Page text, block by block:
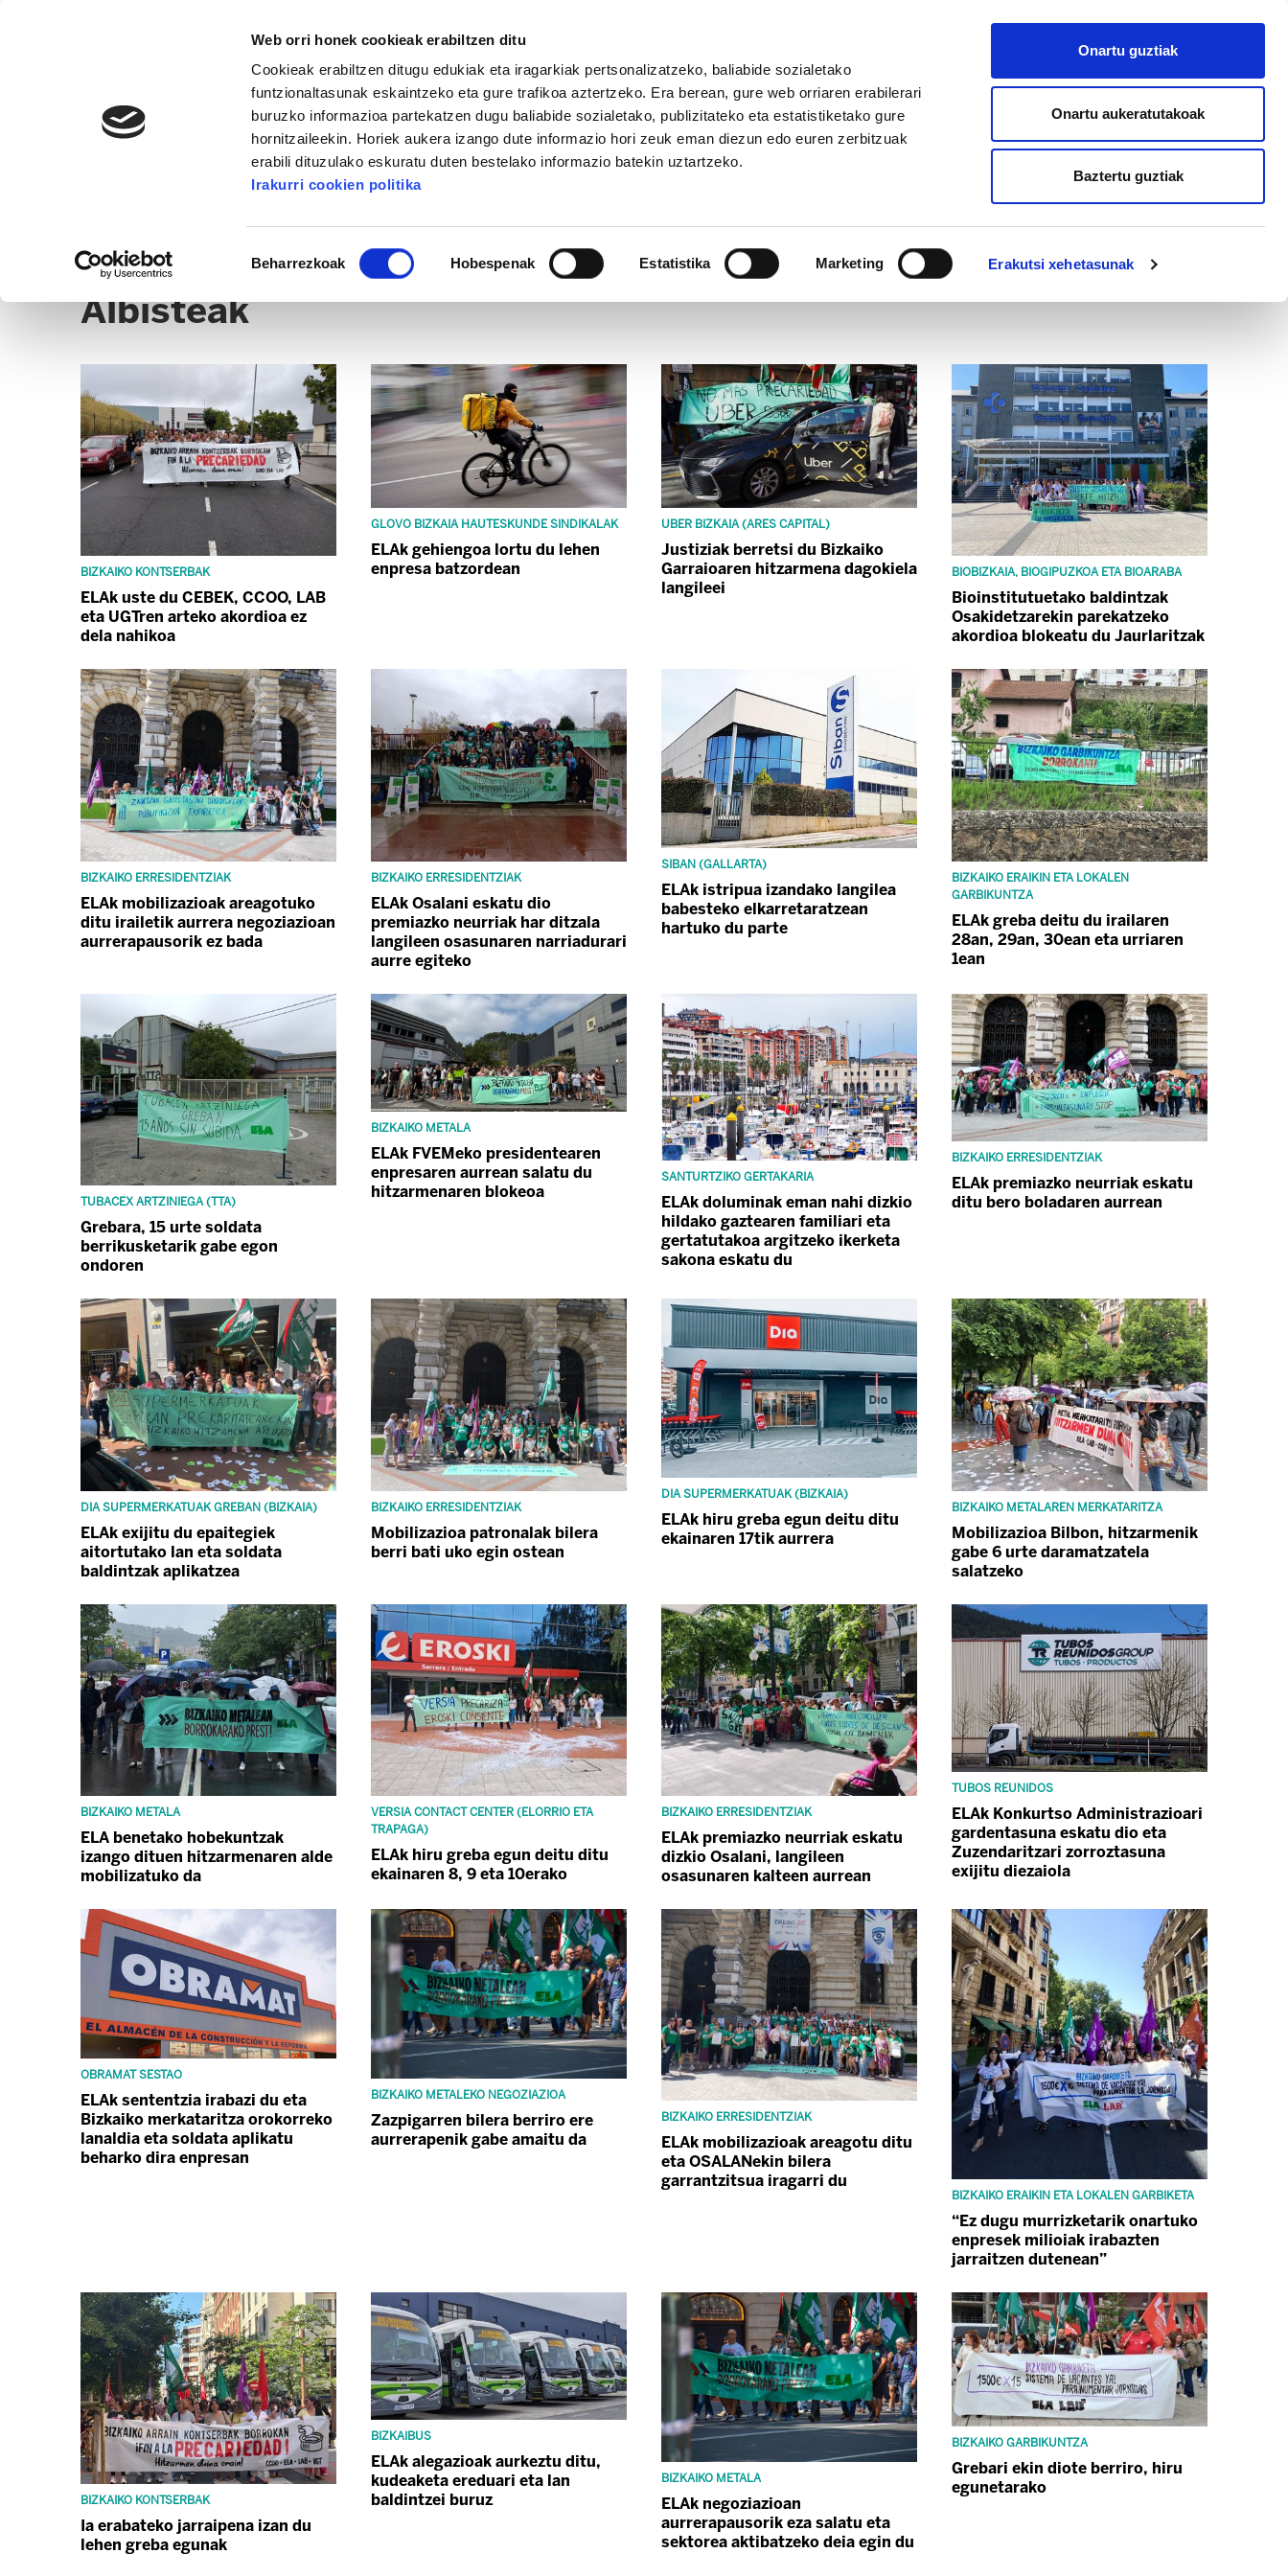
Web orri honek cookieak erabiltzen ditu
Cookieak erabiltzen ditugu edukiak eta iragarkiak pertsonalizatzeko, baliabide sozialetako
funtzionaltasunak eskaintzeko eta gure trafikoa aztertzeko. Era berean, gure web orriaren erabilerari
buruzko informazioa partekatzen dugu baliabide sozialetako, publizitateko eta estatistiketako gure
hornitzaileekin. Horiek aukera izango dute informazio hori zeuk eman diezun edo euren zerbitzuak
erabili dituzulako eskuratu duten bestelako informazio batekin uztartzeko.
Irakurri cookien politika
Beharrezkoak Hobespenak Estatistika Marketing Erakutsi xehetasunak
Onartu guztiak
Onartu aukeratutakoak
Baztertu guztiak
AFILIATU
EZKERRALDEA-KADAGUA
Albisteak
BIZKAIKO KONTSERBAK
ELAk uste du CEBEK, CCOO, LAB
eta UGTren arteko akordioa ez
dela nahikoa
GLOVO BIZKAIA HAUTESKUNDE SINDIKALAK
ELAk gehiengoa lortu du lehen
enpresa batzordean
UBER BIZKAIA (ARES CAPITAL)
Justiziak berretsi du Bizkaiko
Garraioaren hitzarmena dagokiela
langileei
BIOBIZKAIA, BIOGIPUZKOA ETA BIOARABA
Bioinstitutuetako baldintzak
Osakidetzarekin parekatzeko
akordioa blokeatu du Jaurlaritzak
BIZKAIKO ERRESIDENTZIAK
ELAk mobilizazioak areagotuko
ditu irailetik aurrera negoziazioan
aurrerapausorik ez bada
BIZKAIKO ERRESIDENTZIAK
ELAk Osalani eskatu dio
premiazko neurriak har ditzala
langileen osasunaren narriadurari
aurre egiteko
SIBAN (GALLARTA)
ELAk istripua izandako langilea
babesteko elkarretaratzean
hartuko du parte
BIZKAIKO ERAIKIN ETA LOKALEN
GARBIKUNTZA
ELAk greba deitu du irailaren
28an, 29an, 30ean eta urriaren
1ean
TUBACEX ARTZINIEGA (TTA)
Grebara, 15 urte soldata
berrikusketarik gabe egon
ondoren
BIZKAIKO METALA
ELAk FVEMeko presidentearen
enpresaren aurrean salatu du
hitzarmenaren blokeoa
SANTURTZIKO GERTAKARIA
ELAk doluminak eman nahi dizkio
hildako gaztearen familiari eta
gertatutakoa argitzeko ikerketa
sakona eskatu du
BIZKAIKO ERRESIDENTZIAK
ELAk premiazko neurriak eskatu
ditu bero boladaren aurrean
DIA SUPERMERKATUAK GREBAN (BIZKAIA)
ELAk exijitu du epaitegiek
aitortutako lan eta soldata
baldintzak aplikatzea
BIZKAIKO ERRESIDENTZIAK
Mobilizazioa patronalak bilera
berri bati uko egin ostean
DIA SUPERMERKATUAK (BIZKAIA)
ELAk hiru greba egun deitu ditu
ekainaren 17tik aurrera
BIZKAIKO METALAREN MERKATARITZA
Mobilizazioa Bilbon, hitzarmenik
gabe 6 urte daramatzatela
salatzeko
BIZKAIKO METALA
ELA benetako hobekuntzak
izango dituen hitzarmenaren alde
mobilizatuko da
VERSIA CONTACT CENTER (ELORRIO ETA
TRAPAGA)
ELAk hiru greba egun deitu ditu
ekainaren 8, 9 eta 10erako
BIZKAIKO ERRESIDENTZIAK
ELAk premiazko neurriak eskatu
dizkio Osalani, langileen
osasunaren kalteen aurrean
TUBOS REUNIDOS
ELAk Konkurtso Administrazioari
gardentasuna eskatu dio eta
Zuzendaritzari zorroztasuna
exijitu diezaiola
OBRAMAT SESTAO
ELAk sententzia irabazi du eta
Bizkaiko merkataritza orokorreko
lanaldia eta soldata aplikatu
beharko dira enpresan
BIZKAIKO METALEKO NEGOZIAZIOA
Zazpigarren bilera berriro ere
aurrerapenik gabe amaitu da
BIZKAIKO ERRESIDENTZIAK
ELAk mobilizazioak areagotu ditu
eta OSALANekin bilera
garrantzitsua iragarri du
BIZKAIKO ERAIKIN ETA LOKALEN GARBIKETA
“Ez dugu murrizketarik onartuko
enpresek milioiak irabazten
jarraitzen dutenean”
BIZKAIKO KONTSERBAK
Ia erabateko jarraipena izan du
lehen greba egunak
BIZKAIBUS
ELAk alegazioak aurkeztu ditu,
kudeaketa ereduari eta lan
baldintzei buruz
BIZKAIKO METALA
ELAk negoziazioan
aurrerapausorik eza salatu eta
sektorea aktibatzeko deia egin du
BIZKAIKO GARBIKUNTZA
Grebari ekin diote berriro, hiru
egunetarako